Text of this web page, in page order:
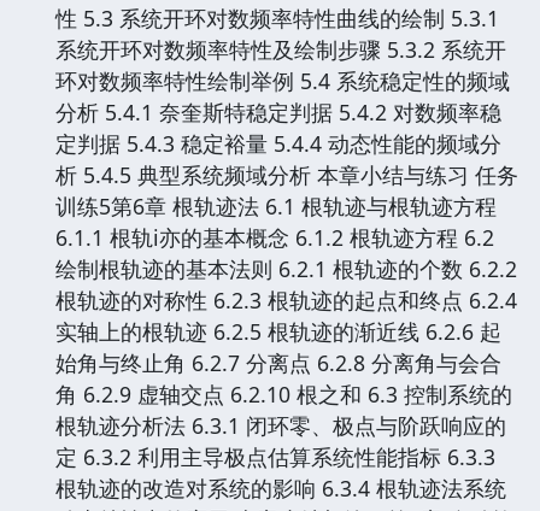
性 5.3 系统开环对数频率特性曲线的绘制 5.3.1
系统开环对数频率特性及绘制步骤 5.3.2 系统开
环对数频率特性绘制举例 5.4 系统稳定性的频域
分析 5.4.1 奈奎斯特稳定判据 5.4.2 对数频率稳
定判据 5.4.3 稳定裕量 5.4.4 动态性能的频域分
析 5.4.5 典型系统频域分析 本章小结与练习 任务
训练5第6章 根轨迹法 6.1 根轨迹与根轨迹方程
6.1.1 根轨i亦的基本概念 6.1.2 根轨迹方程 6.2
绘制根轨迹的基本法则 6.2.1 根轨迹的个数 6.2.2
根轨迹的对称性 6.2.3 根轨迹的起点和终点 6.2.4
实轴上的根轨迹 6.2.5 根轨迹的渐近线 6.2.6 起
始角与终止角 6.2.7 分离点 6.2.8 分离角与会合
角 6.2.9 虚轴交点 6.2.10 根之和 6.3 控制系统的
根轨迹分析法 6.3.1 闭环零、极点与阶跃响应的
定 6.3.2 利用主导极点估算系统性能指标 6.3.3
根轨迹的改造对系统的影响 6.3.4 根轨迹法系统